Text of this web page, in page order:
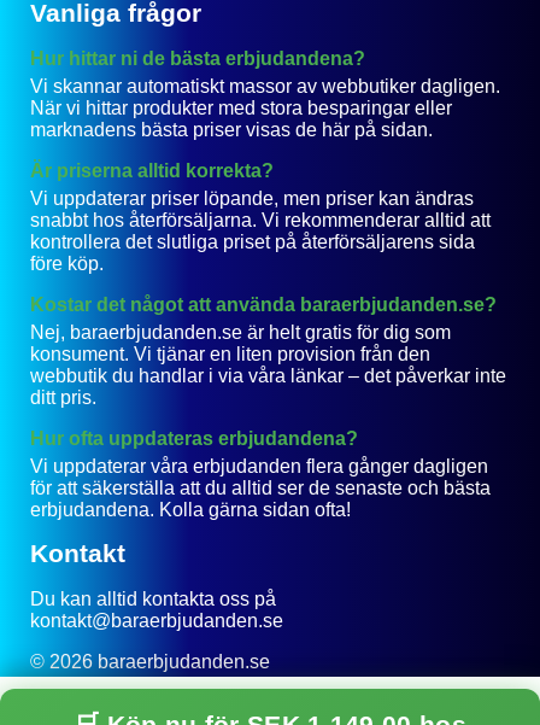
Vanliga frågor
Hur hittar ni de bästa erbjudandena?
Vi skannar automatiskt massor av webbutiker dagligen.
När vi hittar produkter med stora besparingar eller
marknadens bästa priser visas de här på sidan.
Är priserna alltid korrekta?
Vi uppdaterar priser löpande, men priser kan ändras
snabbt hos återförsäljarna. Vi rekommenderar alltid att
kontrollera det slutliga priset på återförsäljarens sida
före köp.
Kostar det något att använda baraerbjudanden.se?
Nej, baraerbjudanden.se är helt gratis för dig som
konsument. Vi tjänar en liten provision från den
webbutik du handlar i via våra länkar – det påverkar inte
ditt pris.
Hur ofta uppdateras erbjudandena?
Vi uppdaterar våra erbjudanden flera gånger dagligen
för att säkerställa att du alltid ser de senaste och bästa
erbjudandena. Kolla gärna sidan ofta!
Kontakt
Du kan alltid kontakta oss på
kontakt@baraerbjudanden.se
© 2026 baraerbjudanden.se